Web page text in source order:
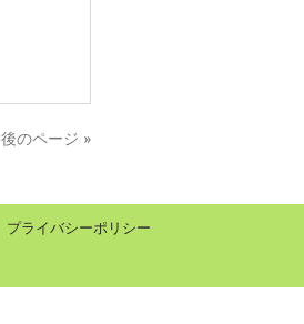
後のページ »
プライバシーポリシー